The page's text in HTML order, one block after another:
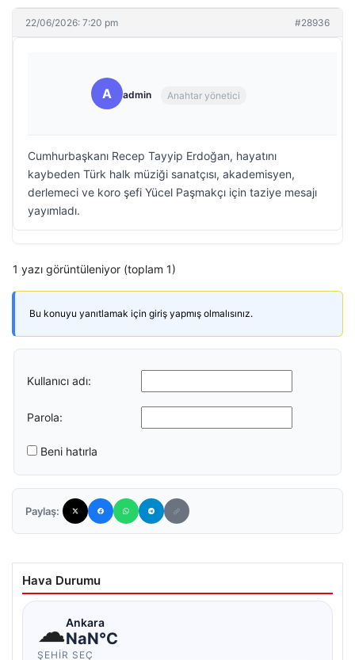
22/06/2026: 7:20 pm #28936
A admin Anahtar yönetici
Cumhurbaşkanı Recep Tayyip Erdoğan, hayatını
kaybeden Türk halk müziği sanatçısı, akademisyen,
derlemeci ve koro şefi Yücel Paşmakçı için taziye mesajı
yayımladı.
1 yazı görüntüleniyor (toplam 1)
Bu konuyu yanıtlamak için giriş yapmış olmalısınız.
Kullanıcı adı:
Parola:
Beni hatırla
Paylaş:
Hava Durumu
☁Ankara
NaN°C
ŞEHIR SEÇ